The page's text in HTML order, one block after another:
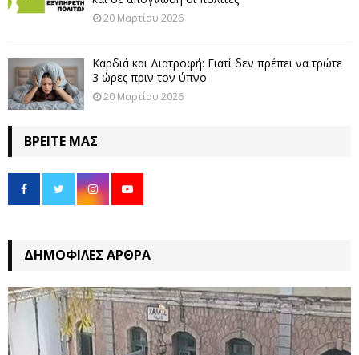
20 Μαρτίου 2026
Καρδιά και Διατροφή: Γιατί δεν πρέπει να τρώτε
3 ώρες πριν τον ύπνο
20 Μαρτίου 2026
ΒΡΕΊΤΕ ΜΑΣ
ΔΗΜΟΦΙΛΈΣ ΆΡΘΡΑ